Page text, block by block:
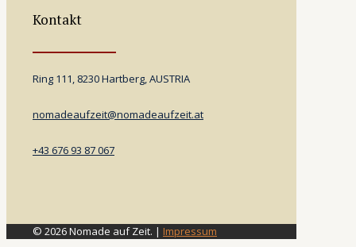
Kontakt
Ring 111, 8230 Hartberg, AUSTRIA
nomadeaufzeit@nomadeaufzeit.at
+43 676 93 87 067
© 2026 Nomade auf Zeit. | Impressum